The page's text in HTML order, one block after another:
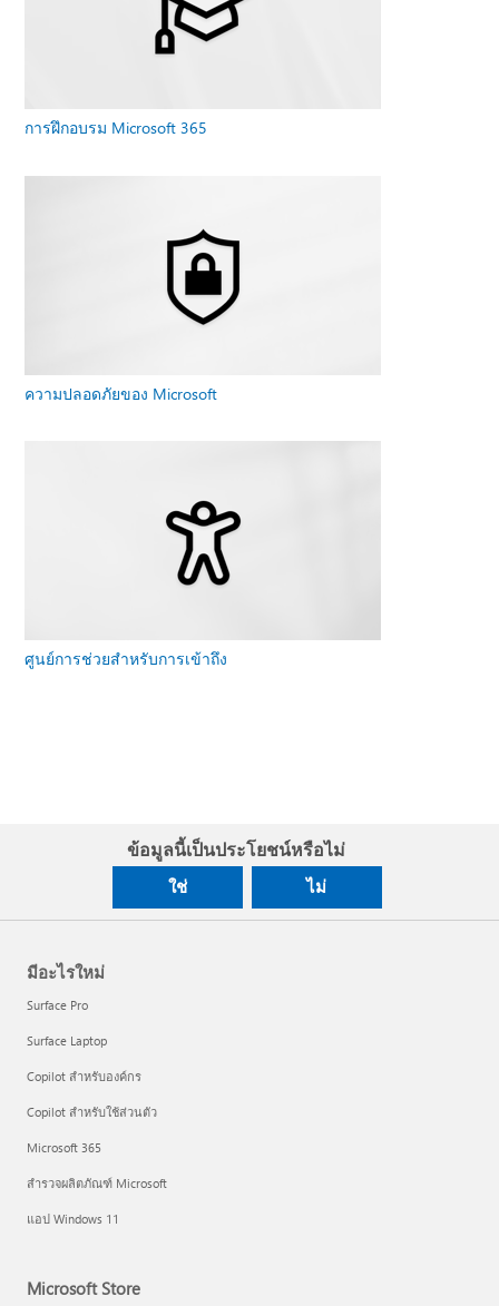
การฝึกอบรม Microsoft 365
ความปลอดภัยของ Microsoft
ศูนย์การช่วยสําหรับการเข้าถึง
ข้อมูลนี้เป็นประโยชน์หรือไม่
ใช่ ไม่
มีอะไรใหม่
Surface Pro
Surface Laptop
Copilot สำหรับองค์กร
Copilot สำหรับใช้ส่วนตัว
Microsoft 365
สำรวจผลิตภัณฑ์ Microsoft
แอป Windows 11
Microsoft Store